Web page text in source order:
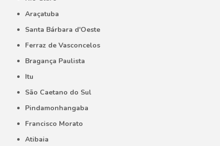
Araçatuba
Santa Bárbara d'Oeste
Ferraz de Vasconcelos
Bragança Paulista
Itu
São Caetano do Sul
Pindamonhangaba
Francisco Morato
Atibaia